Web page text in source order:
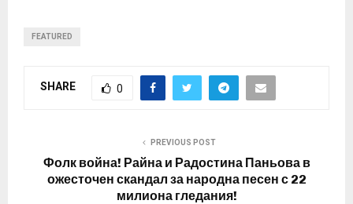
FEATURED
SHARE 0
PREVIOUS POST
Фолк война! Райна и Радостина Паньова в
ожесточен скандал за народна песен с 22
милиона гледания!